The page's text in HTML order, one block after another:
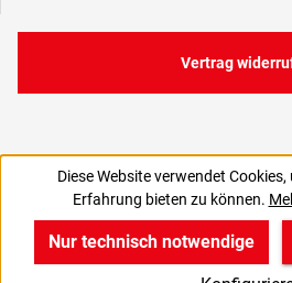
Vertrag
Diese Website verwendet
Erfahrung bieten zu können.
Nur technisch notwendige
v